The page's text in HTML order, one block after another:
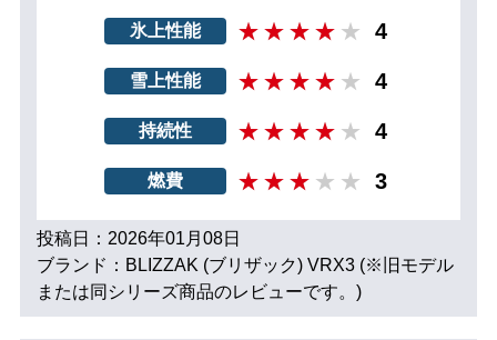
氷上性能 4
雪上性能 4
持続性 4
燃費 3
投稿日：2026年01月08日
ブランド：BLIZZAK (ブリザック) VRX3 (※旧モデル
または同シリーズ商品のレビューです。)